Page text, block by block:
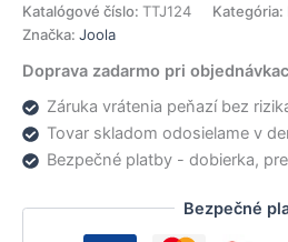
Katalógové číslo: TTJ124 Kategória:
Značka: Joola
Doprava zadarmo pri
Záruka vrátenia peňazí bez
Tovar skladom odosielame v
Bezpečné platby - dobierka,
Bezpečné